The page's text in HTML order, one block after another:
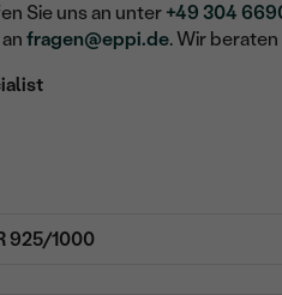
Sie uns an unter +49 304
anfragen@eppi.de. Wir
925/1000